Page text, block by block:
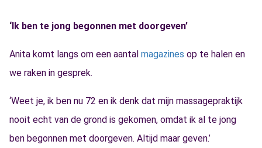
‘Ik ben te jong begonnen met doorgeven’
Anita komt langs om een aantal magazines op te halen en
we raken in gesprek.
‘Weet je, ik ben nu 72 en ik denk dat mijn massagepraktijk
nooit echt van de grond is gekomen, omdat ik al te jong
ben begonnen met doorgeven. Altijd maar geven.’